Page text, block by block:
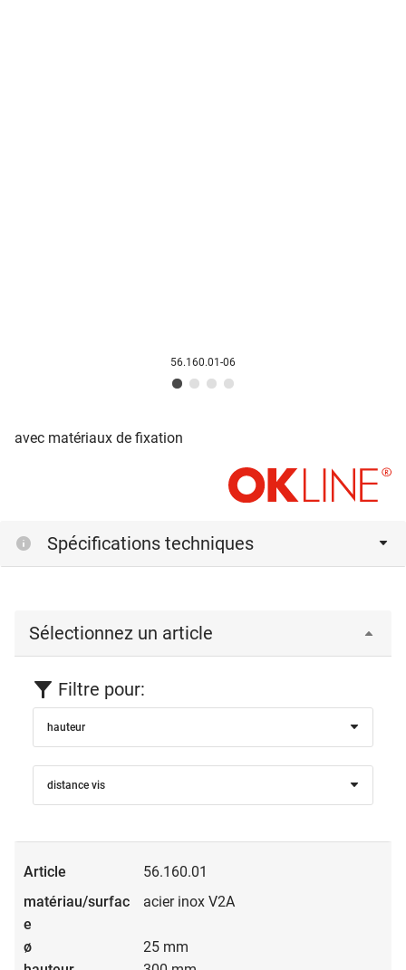
56.160.01-06
avec matériaux de fixation
Spécifications techniques
Sélectionnez un article
Filtre pour:
hauteur
distance vis
56.160.01
acier inox V2A
25 mm